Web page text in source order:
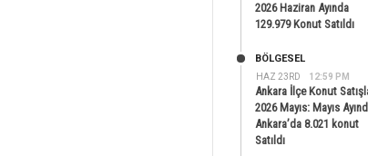
2026 Haziran Ayında
129.979 Konut Satıldı
HAZ 23RD 12:59 PM
BÖLGESEL
Ankara İlçe Konut
2026 Mayıs: Mayıs
Ankara’da 8.021 konut
Satıldı